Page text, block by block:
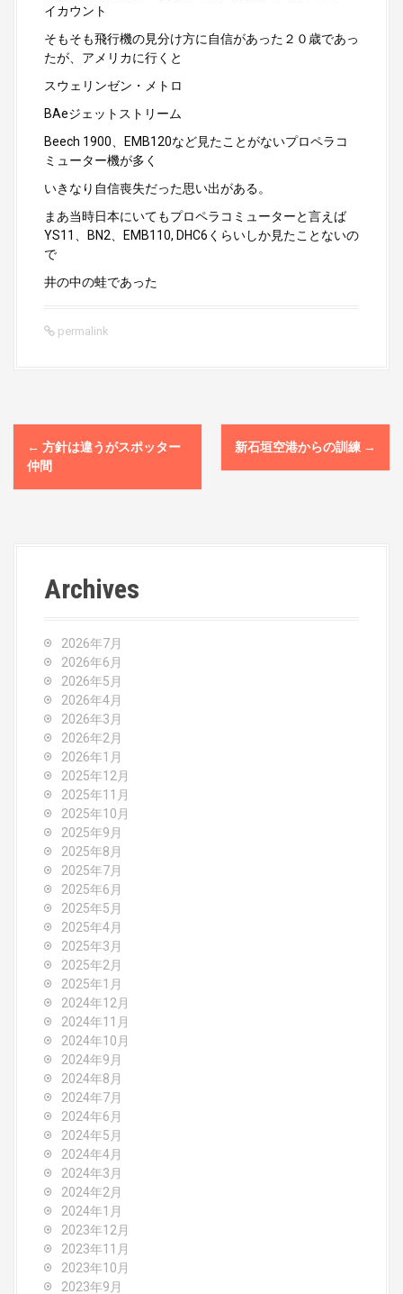
イカウント
そもそも飛行機の見分け方に自信があった２０歳であっ
たが、アメリカに行くと
スウェリンゼン・メトロ
BAeジェットストリーム
Beech 1900、EMB120など見たことがないプロペラコ
ミューター機が多く
いきなり自信喪失だった思い出がある。
まあ当時日本にいてもプロペラコミューターと言えば
YS11、BN2、EMB110, DHC6くらいしか見たことないの
で
井の中の蛙であった
permalink
P
o
← 方針は違うがスポッター
仲間
新石垣空港からの訓練 →
Archives
2026年7月
2026年6月
2026年5月
2026年4月
2026年3月
2026年2月
2026年1月
2025年12月
2025年11月
2025年10月
2025年9月
2025年8月
2025年7月
2025年6月
2025年5月
2025年4月
2025年3月
2025年2月
2025年1月
2024年12月
2024年11月
2024年10月
2024年9月
2024年8月
2024年7月
2024年6月
2024年5月
2024年4月
2024年3月
2024年2月
2024年1月
2023年12月
2023年11月
2023年10月
2023年9月